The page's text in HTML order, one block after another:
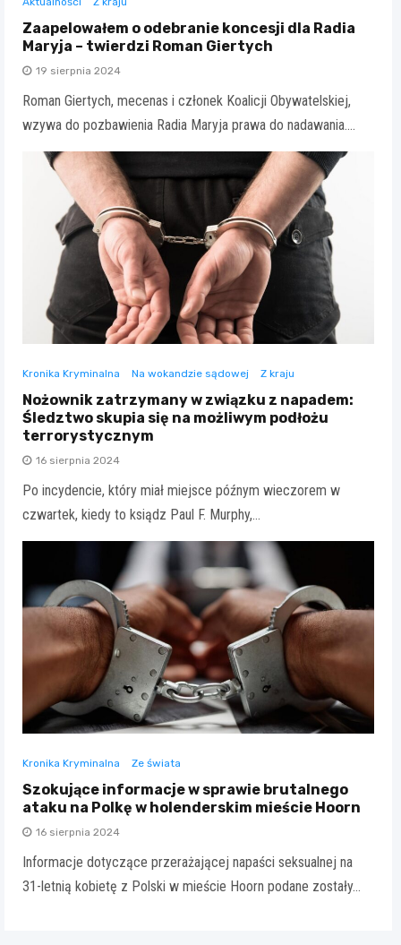
Zaapelowałem o odebranie koncesji dla Radia
Maryja – twierdzi Roman Giertych
19 sierpnia 2024
Roman Giertych, mecenas i członek Koalicji Obywatelskiej,
wzywa do pozbawienia Radia Maryja prawa do nadawania.…
Kronika Kryminalna Na wokandzie sądowej Z kraju
Nożownik zatrzymany w związku z napadem:
Śledztwo skupia się na możliwym podłożu
terrorystycznym
16 sierpnia 2024
Po incydencie, który miał miejsce późnym wieczorem w
czwartek, kiedy to ksiądz Paul F. Murphy,…
Kronika Kryminalna Ze świata
Szokujące informacje w sprawie brutalnego
ataku na Polkę w holenderskim mieście Hoorn
16 sierpnia 2024
Informacje dotyczące przerażającej napaści seksualnej na
31-letnią kobietę z Polski w mieście Hoorn podane zostały…